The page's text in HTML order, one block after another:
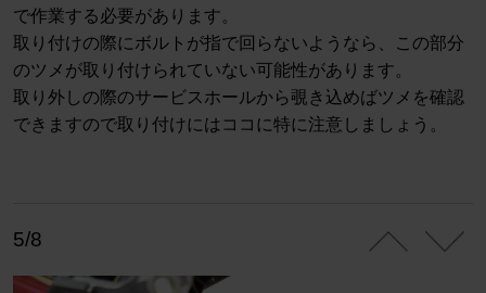
で作業する必要があります。
取り付けの際にボルトが指で回らないようなら、この部分
のツメが取り付けられていない可能性があります。
取り外しの際のサービスホールから覗き込めばツメを確認
できますので取り付けにはココに特に注意しましょう。
5/8